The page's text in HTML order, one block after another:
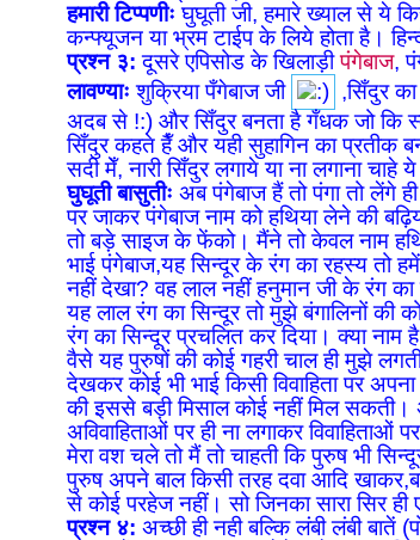
हमारी टिप्पणीः घुघूती जी, हमारे ख्याल से ये
कन्फ्यूजन या भ्रम टाईप के लिये होता है।
प्रश्न ३: दूसरे एपिसोड के खिलाड़ीपंगेबाज,
लावण्याः शुक्रिया पँगेबाज जी
,सिँदुर
अदब से !:) और सिँदुर बनता है गँधक जो कि
सिँदुर कहते हैँ और यही सुहागिन का प्रतीक
सदी मेँ, नारी सिँदुर लगाये या ना लगाना
घुघूती बासुतीः अब पंगेबाज हैं तो पंगा तो लेंगे
पर जाकर पंगेबाज नाम को हथिया लेने की
तो बड़े साइज के फेंको। मैंने तो केवल नाम
भाई पंगेबाज,यह सिन्दूर के रंग का रहस्य तो
नहीं देखा? वह लाल नहीं हनुमान जी के रंग
यह लाल रंग का सिन्दूर तो मुझे बंगालिनों की
रंग का सिन्दूर प्रचलित कर दिया। क्या नाम
वैसे यह पुरुषों की कोई गहरी चाल ही मुझे
देखकर कोई भी भाई किसी विवाहिता पर
की इससे बड़ी मिसाल कोई नहीं मिल सकती।
अविवाहिताओं पर ही ना लगाकर विवाहिताओं
मेरा वश चले तो मैं तो चाहती कि पुरुष भी
पुरुष अपने बाल किसी तरह दवा आदि
से कोई परहेज नहीं। सो जिनका सारा सिर ही
प्रश्न ४: अच्छी ही नही बल्कि लंबी लंबी बातें